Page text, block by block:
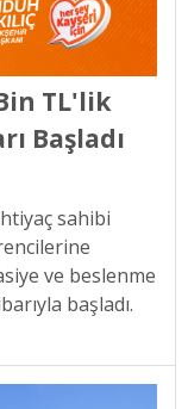
TL'lik
Başladı
sahibi
ve beslenme
başladı.